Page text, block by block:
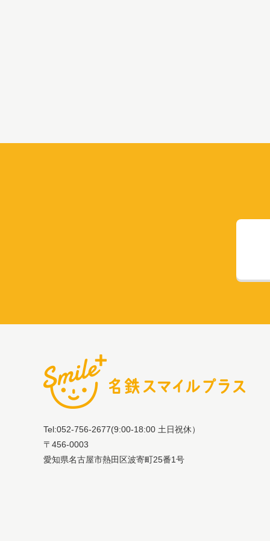
Tel:052-756-2677(9:00-18:00 土日祝休）
〒456-0003
愛知県名古屋市熱田区波寄町25番1号